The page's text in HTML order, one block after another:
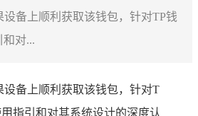
备上顺利获取该钱包，针对TP钱
对...
备上顺利获取该钱包，针对T
指引和对其系统设计的深度认